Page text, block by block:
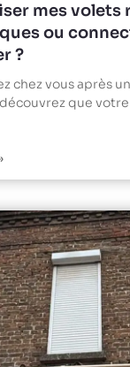
mes volets
ou
?
chez vous après
que